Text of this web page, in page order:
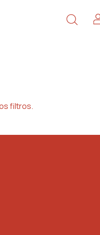
filtros.